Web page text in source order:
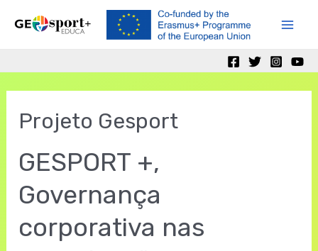
Projeto Gesport
GESPORT +,
Governança
corporativa nas